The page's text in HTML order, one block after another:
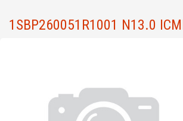
1SBP260051R1001 N13.0